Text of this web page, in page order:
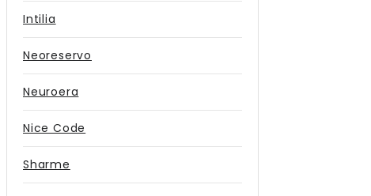
Intilia
Neoreservo
Neuroera
Nice Code
Sharme